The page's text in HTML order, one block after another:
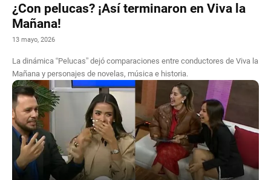
¿Con pelucas? ¡Así terminaron en Viva la
Mañana!
13 mayo, 2026
La dinámica “Pelucas” dejó comparaciones entre conductores de Viva la
Mañana y personajes de novelas, música e historia.